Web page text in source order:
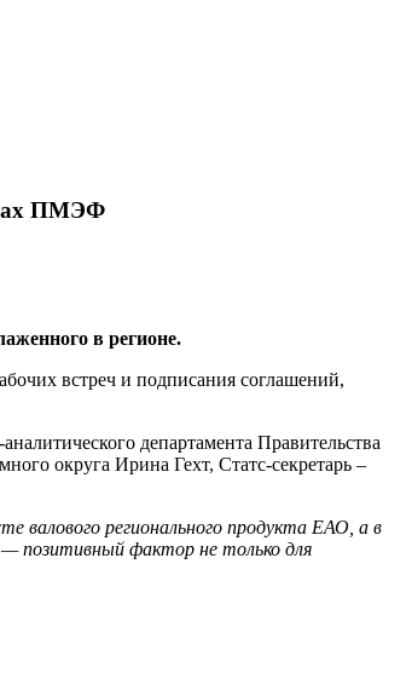
ПМЭФ
в регионе.
встреч и подписания соглашений,
департамента Правительства
округа Ирина Гехт, Статс-секретарь –
валового регионального продукта ЕАО, а в
позитивный фактор не только для